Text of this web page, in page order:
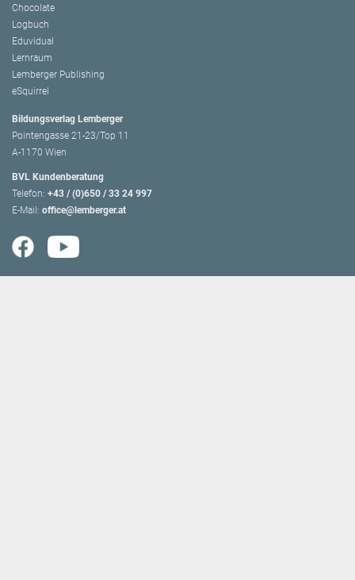
Chocolate
Logbuch
Eduvidual
Lernraum
Lemberger Publishing
eSquirrel
Bildungsverlag Lemberger
Pointengasse 21-23/Top 11
A-1170 Wien
BVL Kundenberatung
Telefon: +43 / (0)650 / 33 24 997
E-Mail: office@lemberger.at